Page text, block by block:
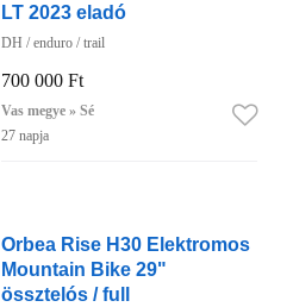
LT 2023 eladó
DH / enduro / trail
700 000 Ft
Vas megye » Sé
27 napja
Orbea Rise H30 Elektromos
Mountain Bike 29"
össztelós / full